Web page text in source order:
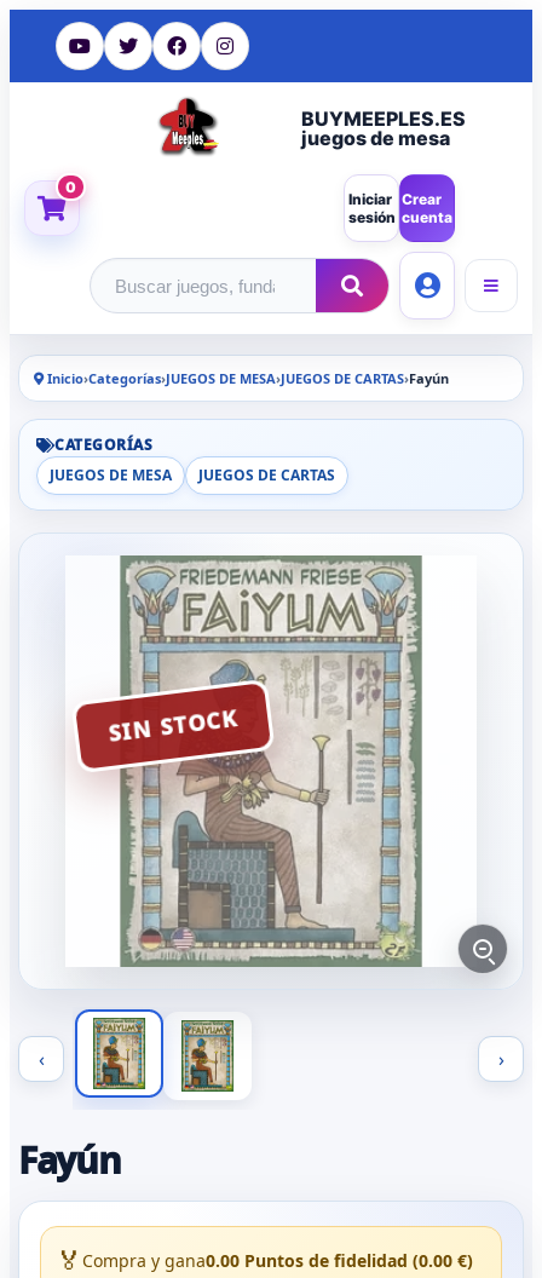
BUYMEEPLES.ES
juegos de mesa
0
Iniciar
sesión
Crear
cuenta
Buscar productos
Inicio›Categorías›JUEGOS DE MESA›JUEGOS DE CARTAS›Fayún
CATEGORÍAS
JUEGOS DE MESA
JUEGOS DE CARTAS
SIN STOCK
‹ ›
Fayún
🏅 Compra y gana0.00 Puntos de fidelidad (0.00 €)